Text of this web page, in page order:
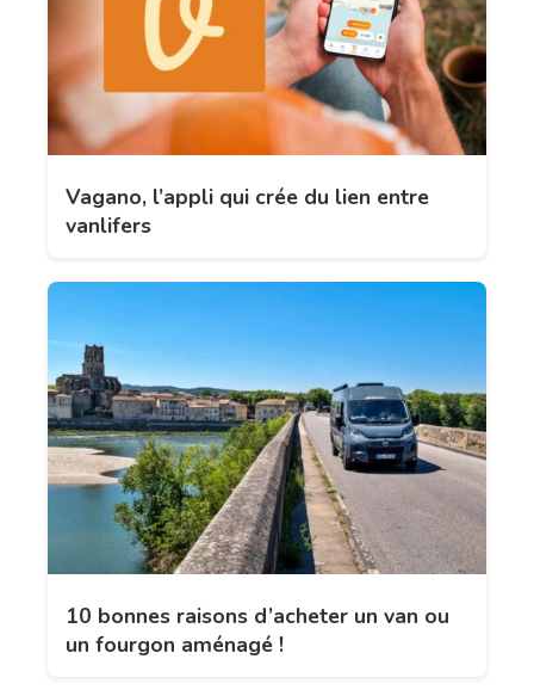
Vagano, l’appli qui crée du lien entre
vanlifers
10 bonnes raisons d’acheter un van ou
un fourgon aménagé !